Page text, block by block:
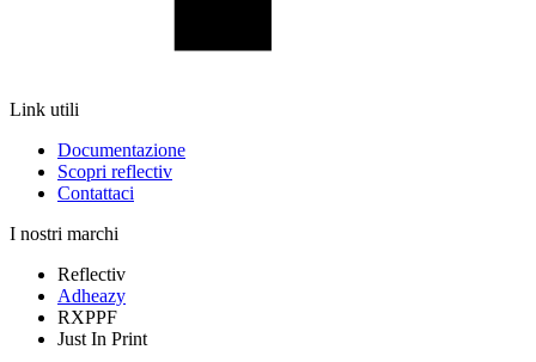
Link utili
Documentazione
Scopri reflectiv
Contattaci
I nostri marchi
Reflectiv
Adheazy
RXPPF
Just In Print